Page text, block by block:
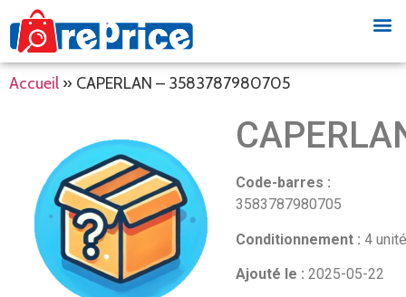
Accueil » CAPERLAN – 3583787980705
Code-barres :
3583787980705
Conditionnement : 4 unité
Ajouté le : 2025-05-22